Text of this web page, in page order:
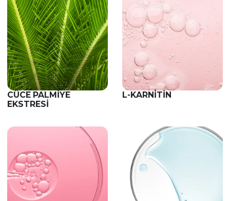
CÜCE PALMIYE
EKSTRESI
L-KARNITIN